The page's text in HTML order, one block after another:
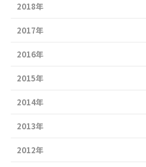
2018年
2017年
2016年
2015年
2014年
2013年
2012年